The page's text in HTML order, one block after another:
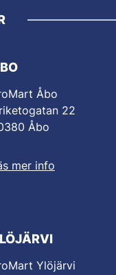
Åbo
22
Åbo
mer info
Ylöjärvi